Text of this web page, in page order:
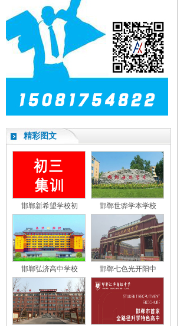
精彩图文
邯郸新希望学校初 邯郸世骅学本学校
邯郸弘济高中学校 邯郸七色光开阳中